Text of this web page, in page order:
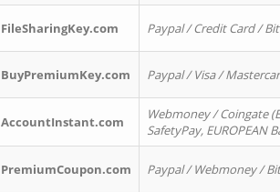
FileSharingKey.com Paypal / Credit Card /
BuyPremiumKey.com Paypal / Visa /
AccountInstant.com
Webmoney / Coingate
SafetyPay, EUROPEAN
PremiumCoupon.com Paypal / Webmoney /